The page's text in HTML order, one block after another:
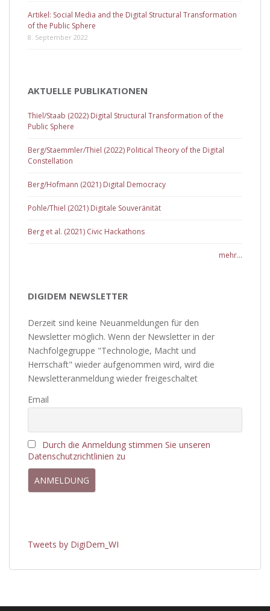
Artikel: Social Media and the Digital Structural Transformation
of the Public Sphere
8. September 2022
AKTUELLE PUBLIKATIONEN
Thiel/Staab (2022) Digital Structural Transformation of the
Public Sphere
Berg/Staemmler/Thiel (2022) Political Theory of the Digital
Constellation
Berg/Hofmann (2021) Digital Democracy
Pohle/Thiel (2021) Digitale Souveränität
Berg et al. (2021) Civic Hackathons
mehr...
DIGIDEM NEWSLETTER
Derzeit sind keine Neuanmeldungen für den
Newsletter möglich. Wenn der Newsletter in der
Nachfolgegruppe "Technologie, Macht und
Herrschaft" wieder aufgenommen wird, wird die
Newsletteranmeldung wieder freigeschaltet
Email
Durch die Anmeldung stimmen Sie unseren
Datenschutzrichtlinien zu
Tweets by DigiDem_WI